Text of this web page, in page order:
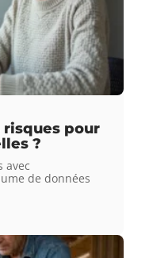
pour
?
avec
de données